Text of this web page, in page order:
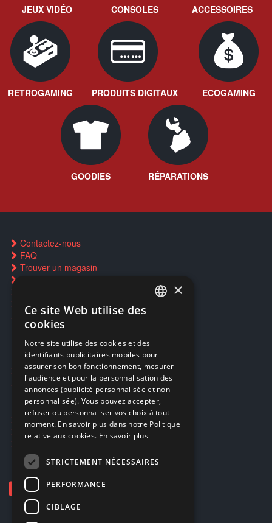
JEUX VIDÉO CONSOLES ACCESSOIRES
RETROGAMING PRODUITS DIGITAUX ECOGAMING
GOODIES RÉPARATIONS
Contactez-nous
FAQ
Trouver un magasin
Restauration CD griffés
Réparations & SAV
Smartpoints
Ecogaming
Expédition & retours
Confidentialité
Conditions générales
EA Sport UFC 6
Call of Duty: Modern Warfare 4
Rachat et revente de jeux en cash
ENGLISH
×
Ce site Web utilise des
cookies
Notre site utilise des cookies et des
identifiants publicitaires mobiles pour
assurer son bon fonctionnement, mesurer
l'audience et pour la personnalisation des
annonces (publicité personnalisée et non
personnalisée). Vous pouvez accepter,
refuser ou personnaliser vos choix à tout
moment. En savoir plus dans notre Politique
relative aux cookies. En savoir plus
STRICTEMENT NÉCESSAIRES
PERFORMANCE
CIBLAGE